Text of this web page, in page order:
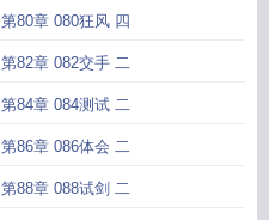
第80章 080狂风 四
第82章 082交手 二
第84章 084测试 二
第86章 086体会 二
第88章 088试剑 二